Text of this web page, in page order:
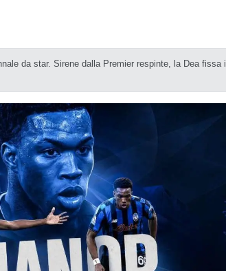
da star. Sirene dalla Premier respinte, la Dea fissa il